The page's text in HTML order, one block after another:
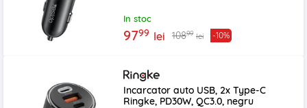
In stoc
9799 lei 10899 lei -10%
Incarcator auto USB, 2x Type-C
Ringke, PD30W, QC3.0, negru